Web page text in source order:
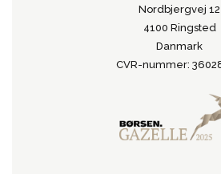
Nordbjergvej 12
4100 Ringsted
Danmark
CVR-nummer: